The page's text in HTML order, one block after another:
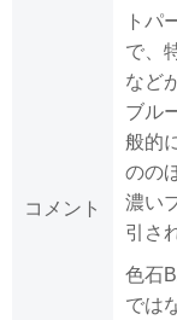
コメント
トパ
で、
など
ブル
般的
のの
濃い
引さ
色石
では